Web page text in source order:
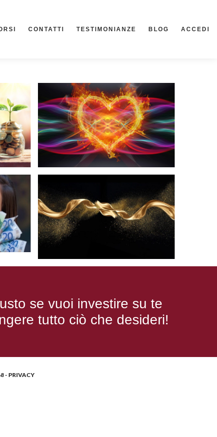
CONTATTI TESTIMONIANZE BLOG ACCEDI
se vuoi investire su te
tutto ciò che desideri!
- PRIVACY